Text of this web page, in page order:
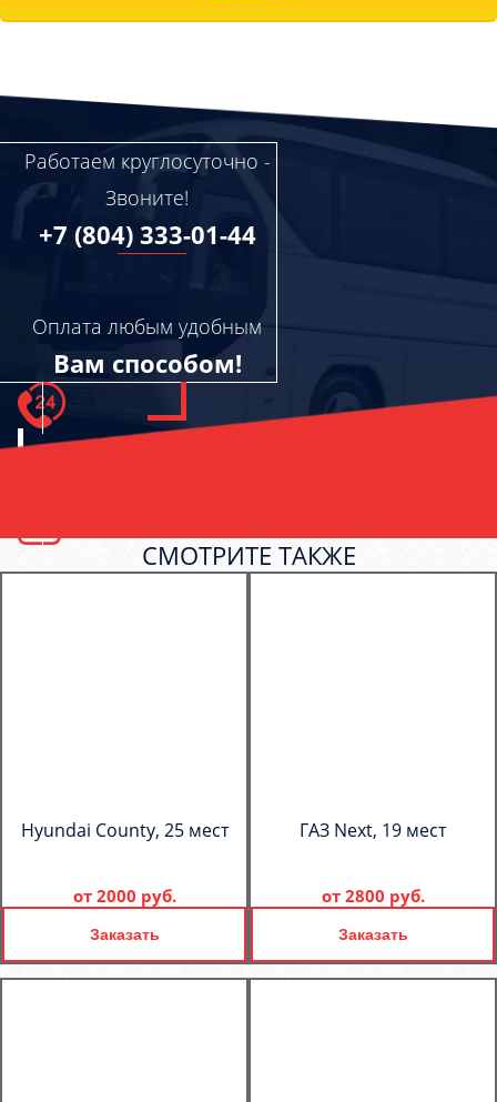
Работаем круглосуточно -
Звоните!
+7 (804) 333-01-44
Оплата любым удобным
Вам способом!
СМОТРИТЕ ТАКЖЕ
Hyundai County, 25 мест
от 2000 руб.
Заказать
ГАЗ Next, 19 мест
от 2800 руб.
Заказать